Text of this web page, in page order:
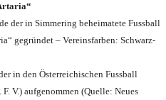
der in Simmering beheimatete Fussball
gegründet – Vereinsfarben: Schwarz-
in den Österreichischen Fussball
F. V.) aufgenommen (Quelle: Neues